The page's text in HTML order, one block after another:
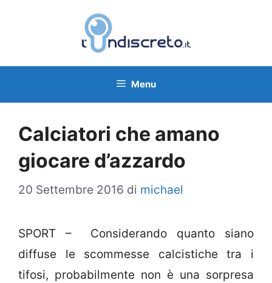
Menu
Calciatori che amano
giocare d’azzardo
20 Settembre 2016 di michael
SPORT – Considerando quanto siano
diffuse le scommesse calcistiche tra i
tifosi, probabilmente non è una sorpresa